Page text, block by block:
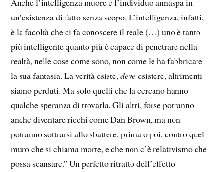
Anche l’intelligenza muore e l’individuo annaspa in
un’esistenza di fatto senza scopo. L’intelligenza, infatti,
è la facoltà che ci fa conoscere il reale (…) uno è tanto
più intelligente quanto più è capace di penetrare nella
realtà, nelle cose come sono, non come le ha fabbricate
la sua fantasia. La verità esiste,deveesistere, altrimenti
siamo perduti. Ma solo quelli che la cercano hanno
qualche speranza di trovarla. Gli altri, forse potranno
anche diventare ricchi come Dan Brown, ma non
potranno sottrarsi allo sbattere, prima o poi, contro quel
muro che si chiama morte, e che non c’è relativismo che
possa scansare.” Un perfetto ritratto dell’effetto